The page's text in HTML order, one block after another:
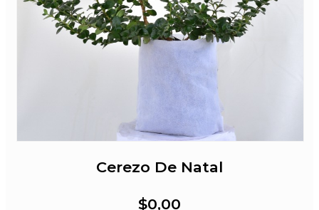
Cerezo De Natal
$0,00